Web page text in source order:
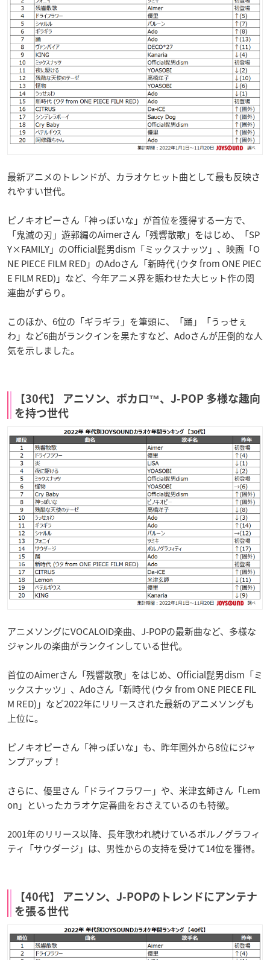
最新アニメのトレンドが、カラオケヒット曲として最も反映さ
れやすい世代。
ピノキオピーさん「神っぽいな」が首位を獲得する一方で、
「鬼滅の刃」遊郭編のAimerさん「残響散歌」をはじめ、「SP
Y×FAMILY」のOfficial髭男dism「ミックスナッツ」、映画「O
NE PIECE FILM RED」のAdoさん「新時代 (ウタ from ONE PIEC
E FILM RED)」など、今年アニメ界を賑わせた大ヒット作の関
連曲がずらり。
このほか、6位の「ギラギラ」を筆頭に、「踊」「うっせぇ
わ」など6曲がランクインを果たすなど、Adoさんが圧倒的な人
気を示しました。
【30代】 アニソン、ボカロ™、J-POP 多様な趣向
を持つ世代
アニメソングにVOCALOID楽曲、J-POPの最新曲など、多様な
ジャンルの楽曲がランクインしている世代。
首位のAimerさん「残響散歌」をはじめ、Official髭男dism「ミ
ックスナッツ」、Adoさん「新時代 (ウタ from ONE PIECE FIL
M RED)」など2022年にリリースされた最新のアニメソングも
上位に。
ピノキオピーさん「神っぽいな」も、昨年圏外から8位にジャ
ンプアップ！
さらに、優里さん「ドライフラワー」や、米津玄師さん「Lem
on」といったカラオケ定番曲をおさえているのも特徴。
2001年のリリース以降、長年歌われ続けているポルノグラフィ
ティ「サウダージ」は、男性からの支持を受けて14位を獲得。
【40代】 アニソン、J-POPのトレンドにアンテナ
を張る世代